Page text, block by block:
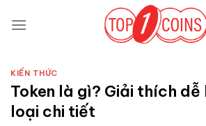
qua
KIẾN THỨC
Token là gì? Giải thích dễ
loại chi tiết